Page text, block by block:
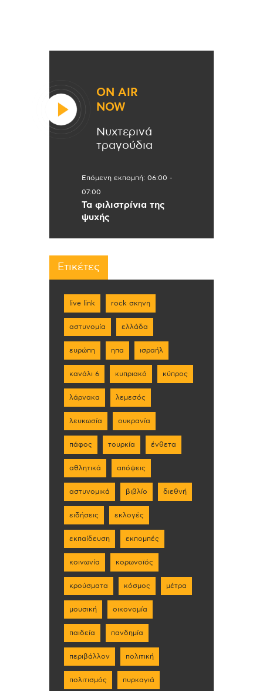
ON AIR
NOW
Νυχτερινά
τραγούδια
Επόμενη εκπομπή: 06:00 -
07:00
Τα φιλιστρίνια της
ψυχής
Ετικέτες
live link rock σκηνη
αστυνομία ελλάδα
ευρώπη ηπα ισραήλ
κανάλι 6 κυπριακό κύπρος
λάρνακα λεμεσός
λευκωσία ουκρανία
πάφος τουρκία ένθετα
αθλητικά απόψεις
αστυνομικά βιβλίο διεθνή
ειδήσεις εκλογές
εκπαίδευση εκπομπές
κοινωνία κορωνοϊός
κρούσματα κόσμος μέτρα
μουσική οικονομία
παιδεία πανδημία
περιβάλλον πολιτική
πολιτισμός πυρκαγιά